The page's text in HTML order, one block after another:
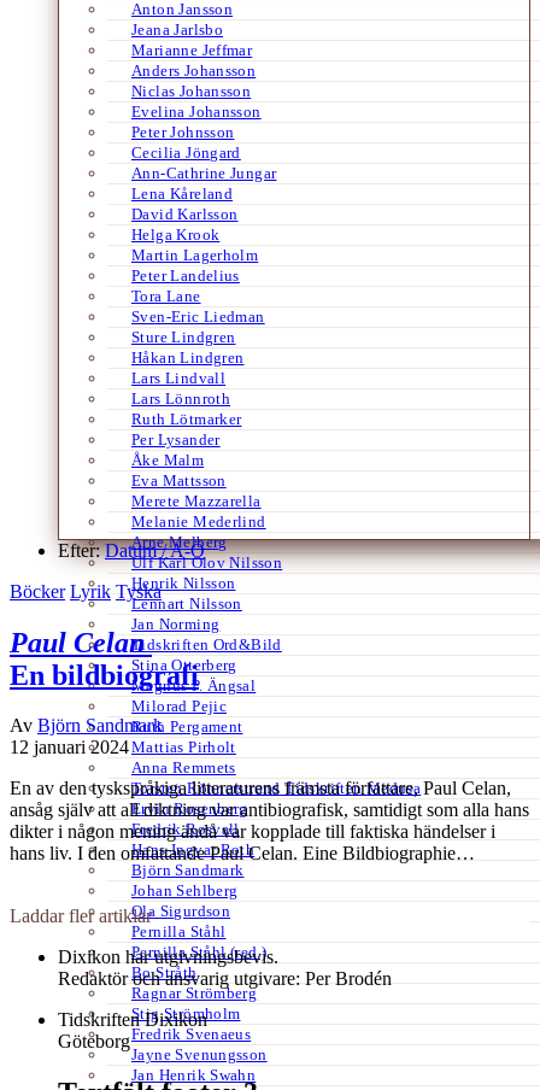
Anton Jansson
Jeana Jarlsbo
Marianne Jeffmar
Anders Johansson
Niclas Johansson
Evelina Johansson
Peter Johnsson
Cecilia Jöngard
Ann-Cathrine Jungar
Lena Kåreland
David Karlsson
Helga Krook
Martin Lagerholm
Peter Landelius
Tora Lane
Sven-Eric Liedman
Sture Lindgren
Håkan Lindgren
Lars Lindvall
Lars Lönnroth
Ruth Lötmarker
Per Lysander
Åke Malm
Eva Mattsson
Merete Mazzarella
Melanie Mederlind
Arne Melberg
Ulf Karl Olov Nilsson
Henrik Nilsson
Lennart Nilsson
Jan Norming
Tidskriften Ord&Bild
Stina Otterberg
Magnus P. Ängsal
Milorad Pejic
Ruth Pergament
Mattias Pirholt
Anna Remmets
Torsten Rönnerstrand Tidskriften Medusa
Ervin Rosenberg
Fredrik Rosvall
Hans-Ingvar Roth
Björn Sandmark
Johan Sehlberg
Ola Sigurdson
Pernilla Ståhl
Pernilla Ståhl (red.)
Bo Stråth
Ragnar Strömberg
Stig Strömholm
Fredrik Svenaeus
Jayne Svenungsson
Jan Henrik Swahn
Efter:Datum /A-Ö
Böcker Lyrik Tyska
Paul Celan
En bildbiografi
Av Björn Sandmark
12 januari 2024
En av den tyskspråkiga litteraturens främsta författare, Paul Celan,
ansåg själv att all diktning var antibiografisk, samtidigt som alla hans
dikter i någon mening ändå var kopplade till faktiska händelser i
hans liv. I den omfattande Paul Celan. Eine Bildbiographie…
Laddar fler artiklar
Dixikon har utgivningsbevis.
Redaktör och ansvarig utgivare: Per Brodén
Tidskriften Dixikon
Göteborg